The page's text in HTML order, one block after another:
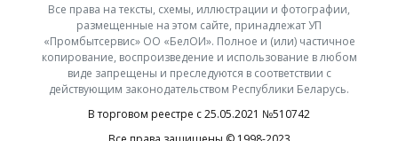
Все права на тексты, схемы, иллюстрации и фотографии,
размещенные на этом сайте, принадлежат УП
«Промбытсервис» ОО «БелОИ». Полное и (или) частичное
копирование, воспроизведение и использование в любом
виде запрещены и преследуются в соответствии с
действующим законодательством Республики Беларусь.
В торговом реестре с 25.05.2021 №510742